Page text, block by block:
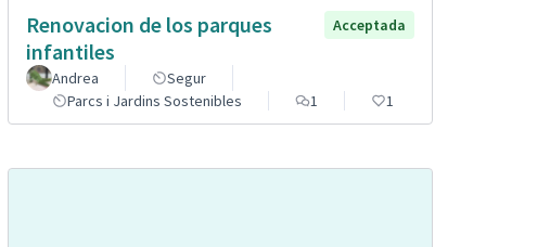
Renovacion de los parques
infantiles
Acceptada
Andrea
Segur
Parcs i Jardins Sostenibles
1 1